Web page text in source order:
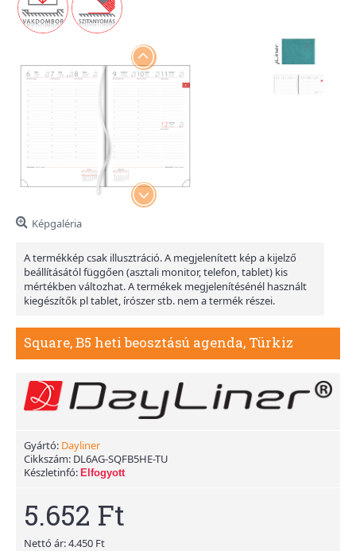
Képgaléria
A termékkép csak illusztráció. A megjelenített kép a kijelző
beállításától függően (asztali monitor, telefon, tablet) kis
mértékben változhat. A termékek megjelenítésénél használt
kiegészítők pl tablet, írószer stb. nem a termék részei.
Square, B5 heti beosztású agenda, Türkiz
Gyártó: Dayliner
Cikkszám: DL6AG-SQFB5HE-TU
Készletinfó: Elfogyott
5.652 Ft
Nettó ár: 4.450 Ft